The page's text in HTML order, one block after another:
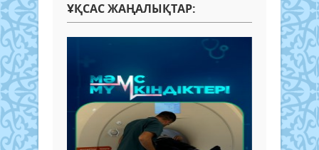
ҰҚСАС ЖАҢАЛЫҚТАР: